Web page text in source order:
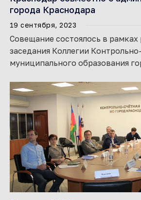
города Краснодара
19 сентября, 2023
Совещание состоялось в рамках
заседания Коллегии
муниципального образования